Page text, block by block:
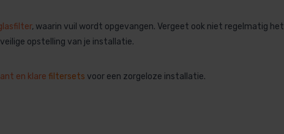
, waarin vuil wordt opgevangen. Vergeet ook niet regelmatig het
opstelling van je installatie.
en klare filtersets voor een zorgeloze installatie.